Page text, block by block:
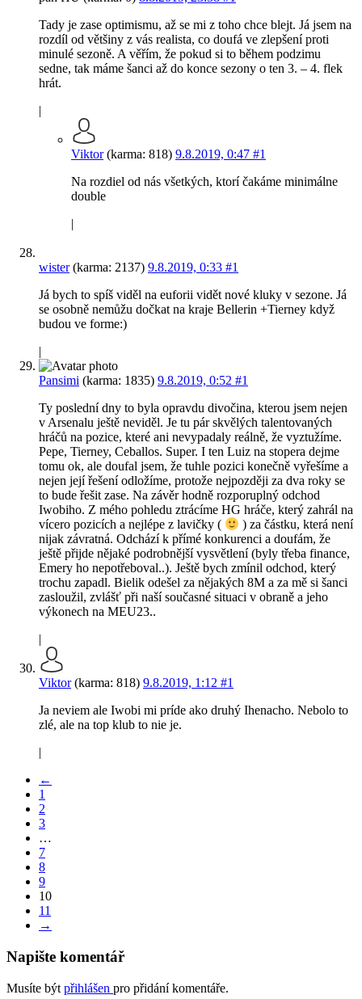
Tady je zase optimismu, až se mi z toho chce blejt. Já jsem na
rozdíl od většiny z vás realista, co doufá ve zlepšení proti
minulé sezoně. A věřím, že pokud si to během podzimu
sedne, tak máme šanci až do konce sezony o ten 3. – 4. flek
hrát.
|
Viktor(karma: 818) 9.8.2019, 0:47 #1
Na rozdiel od nás všetkých, ktorí čakáme minimálne
double
|
wister(karma: 2137) 9.8.2019, 0:33 #1
Já bych to spíš viděl na euforii vidět nové kluky v sezone. Já
se osobně nemůžu dočkat na kraje Bellerin +Tierney když
budou ve forme:)
|
Pansimi (karma: 1835) 9.8.2019, 0:52 #1
Ty poslední dny to byla opravdu divočina, kterou jsem nejen
v Arsenalu ještě neviděl. Je tu pár skvělých talentovaných
hráčů na pozice, které ani nevypadaly reálně, že vyztužíme.
Pepe, Tierney, Ceballos. Super. I ten Luiz na stopera dejme
tomu ok, ale doufal jsem, že tuhle pozici konečně vyřešíme a
nejen její řešení odložíme, protože nejpozději za dva roky se
to bude řešit zase. Na závěr hodně rozporuplný odchod
Iwobiho. Z mého pohledu ztrácíme HG hráče, který zahrál na
vícero pozicích a nejlépe z lavičky (
) za částku, která není
nijak závratná. Odchází k přímé konkurenci a doufám, že
ještě přijde nějaké podrobnější vysvětlení (byly třeba finance,
Emery ho nepotřeboval..). Ještě bych zmínil odchod, který
trochu zapadl. Bielik odešel za nějakých 8M a za mě si šanci
zasloužil, zvlášť při naší současné situaci v obraně a jeho
výkonech na MEU23..
|
Viktor(karma: 818) 9.8.2019, 1:12 #1
Ja neviem ale Iwobi mi príde ako druhý Ihenacho. Nebolo to
zlé, ale na top klub to nie je.
|
←
1
2
3
…
7
8
9
10
11
→
Napište komentář
Musíte být přihlášen pro přidání komentáře.